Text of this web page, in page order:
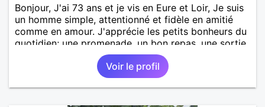
Bonjour, J'ai 73 ans et je vis en Eure et Loir, Je suis
un homme simple, attentionné et fidèle en amitié
comme en amour. J'apprécie les petits bonheurs du
quotidien; une promenade, un bon repas, une sortie,
une discision agréable ou un moment de détente à
deux. Je souhaite rencontrer une femme douce,
honnête et bienveillante, avec qui partager des
moments de complicité, de rire et de confiance. Je
Voir le profil